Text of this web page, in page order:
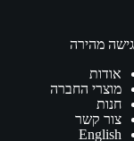
גישה מהירה
אודות
מוצרי החברה
חנות
צור קשר
English